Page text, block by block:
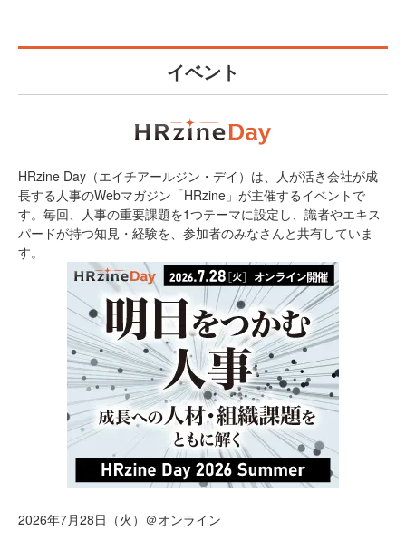
イベント
HRzine Day（エイチアールジン・デイ）は、人が活き会社が成
長する人事のWebマガジン「HRzine」が主催するイベントで
す。毎回、人事の重要課題を1つテーマに設定し、識者やエキス
パードが持つ知見・経験を、参加者のみなさんと共有していま
す。
2026年7月28日（火）＠オンライン